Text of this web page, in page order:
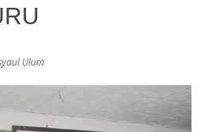
Ulum